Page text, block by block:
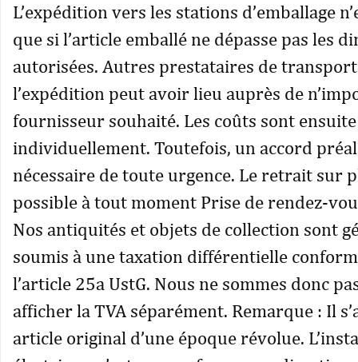
L’expédition vers les stations d’emballage
que si l’article emballé ne dépasse pas les
autorisées. Autres prestataires de
l’expédition peut avoir lieu auprès de
fournisseur souhaité. Les coûts sont
individuellement. Toutefois, un accord
nécessaire de toute urgence. Le retrait sur
possible à tout moment Prise de rendez-
Nos antiquités et objets de collection sont
soumis à une taxation différentielle
l’article 25a UstG. Nous ne sommes donc
afficher la TVA séparément. Remarque : Il
article original d’une époque révolue.